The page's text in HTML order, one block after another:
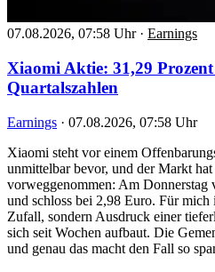
07.08.2026, 07:58 Uhr · Earnings
Xiaomi Aktie: 31,29
Quartalszahlen
Earnings · 07.08.2026, 07:58 Uhr
Xiaomi steht vor einem
unmittelbar bevor, und der Markt
vorweggenommen: Am Donnerstag
und schloss bei 2,98 Euro. Für
Zufall, sondern Ausdruck einer
sich seit Wochen aufbaut. Die
und genau das macht den Fall so